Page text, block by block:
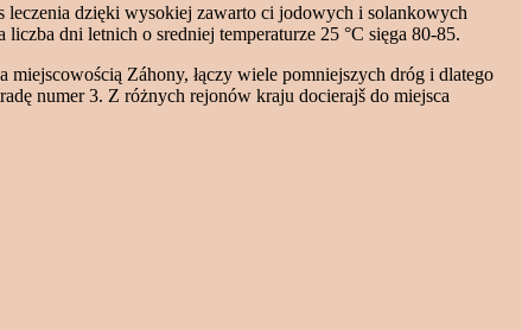
leczenia dzięki wysokiej zawarto ci jodowych i solankowych
dni letnich o sredniej temperaturze 25 °C sięga 80-85.
Záhony, łączy wiele pomniejszych dróg i dlatego
numer 3. Z różnych rejonów kraju docierajš do miejsca